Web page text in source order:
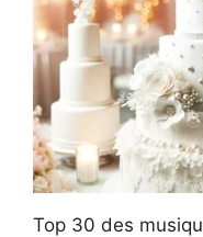
Top 30 des